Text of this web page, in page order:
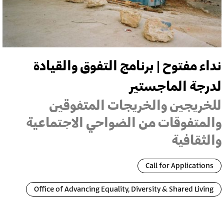
نداء مفتوح | برنامج التفوق والقيادة
لدرجة الماجستير
للخريجين والخريجات المتفوقين
والمتفوقات من الضواحي الاجتماعية
والثقافية
Call for Applications
Office of Advancing Equality, Diversity & Shared Living